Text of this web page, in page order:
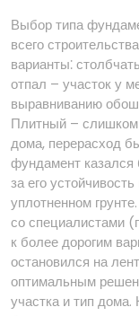
Выбор типа
всего
варианты⁚
отпал – участок у
выравниванию
Плитный – слишком
дома, перерасход
фундамент
за его
уплотненном
со специалистами
к более дорогим
остановился на
оптимальным
участка и тип дома.